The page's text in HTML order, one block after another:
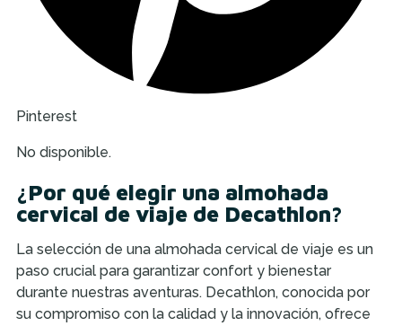
Pinterest
No disponible.
¿Por qué elegir una almohada
cervical de viaje de Decathlon?
La selección de una almohada cervical de viaje es un
paso crucial para garantizar confort y bienestar
durante nuestras aventuras. Decathlon, conocida por
su compromiso con la calidad y la innovación, ofrece